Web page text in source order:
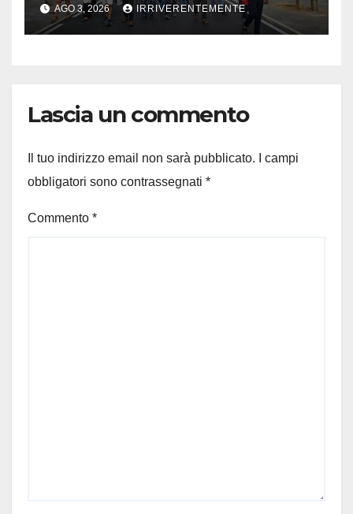
AGO 3, 2026 IRRIVERENTEMENTE
Lascia un commento
Il tuo indirizzo email non sarà pubblicato.
I campi
obbligatori sono contrassegnati *
Commento *